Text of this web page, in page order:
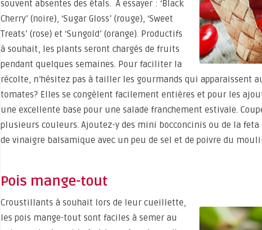
souvent absentes des étals. À essayer : ‘Black
Cherry’ (noire), ‘Sugar Gloss’ (rouge), ‘Sweet
Treats’ (rose) et ‘Sungold’ (orange). Productifs
à souhait, les plants seront chargés de fruits
pendant quelques semaines. Pour faciliter la
récolte, n’hésitez pas à tailler les gourmands qui apparaissent
tomates? Elles se congèlent facilement entières et pour les
une excellente base pour une salade franchement estivale.
plusieurs couleurs. Ajoutez-y des mini bocconcinis ou de la
de vinaigre balsamique avec un peu de sel et de poivre du
Pois mange-tout
Croustillants à souhait lors de leur cueillette,
les pois mange-tout sont faciles à semer au